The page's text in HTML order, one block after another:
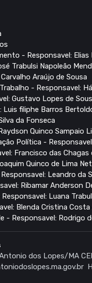
- Responsavel:
Trabulsi Napoleão
Araújo de Sousa
- Responsavel:
Gustavo Lopes de
Luis filiphe Barros
da Fonseca
Quinco Sampaio
Política -
Francisco das Chagas
Quinco de Lima
Leandro da
Ribamar Anderson
Luana
Blenda Cristina Costa
- Responsavel: Rodrigo
dos Lopes/MA